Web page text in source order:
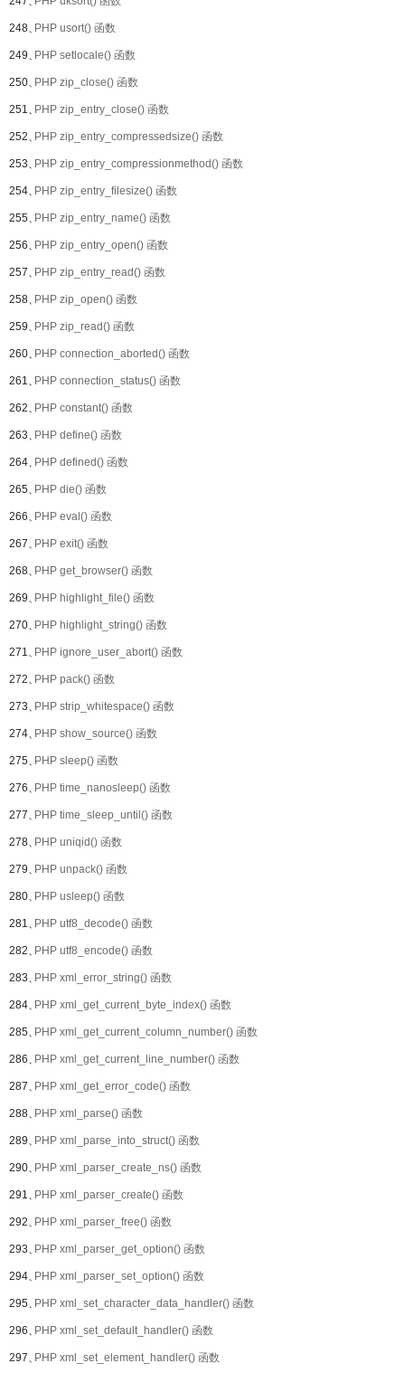
248、PHP usort() 函数
249、PHP setlocale() 函数
250、PHP zip_close() 函数
251、PHP zip_entry_close() 函数
252、PHP zip_entry_compressedsize() 函数
253、PHP zip_entry_compressionmethod() 函数
254、PHP zip_entry_filesize() 函数
255、PHP zip_entry_name() 函数
256、PHP zip_entry_open() 函数
257、PHP zip_entry_read() 函数
258、PHP zip_open() 函数
259、PHP zip_read() 函数
260、PHP connection_aborted() 函数
261、PHP connection_status() 函数
262、PHP constant() 函数
263、PHP define() 函数
264、PHP defined() 函数
265、PHP die() 函数
266、PHP eval() 函数
267、PHP exit() 函数
268、PHP get_browser() 函数
269、PHP highlight_file() 函数
270、PHP highlight_string() 函数
271、PHP ignore_user_abort() 函数
272、PHP pack() 函数
273、PHP strip_whitespace() 函数
274、PHP show_source() 函数
275、PHP sleep() 函数
276、PHP time_nanosleep() 函数
277、PHP time_sleep_until() 函数
278、PHP uniqid() 函数
279、PHP unpack() 函数
280、PHP usleep() 函数
281、PHP utf8_decode() 函数
282、PHP utf8_encode() 函数
283、PHP xml_error_string() 函数
284、PHP xml_get_current_byte_index() 函数
285、PHP xml_get_current_column_number() 函数
286、PHP xml_get_current_line_number() 函数
287、PHP xml_get_error_code() 函数
288、PHP xml_parse() 函数
289、PHP xml_parse_into_struct() 函数
290、PHP xml_parser_create_ns() 函数
291、PHP xml_parser_create() 函数
292、PHP xml_parser_free() 函数
293、PHP xml_parser_get_option() 函数
294、PHP xml_parser_set_option() 函数
295、PHP xml_set_character_data_handler() 函数
296、PHP xml_set_default_handler() 函数
297、PHP xml_set_element_handler() 函数